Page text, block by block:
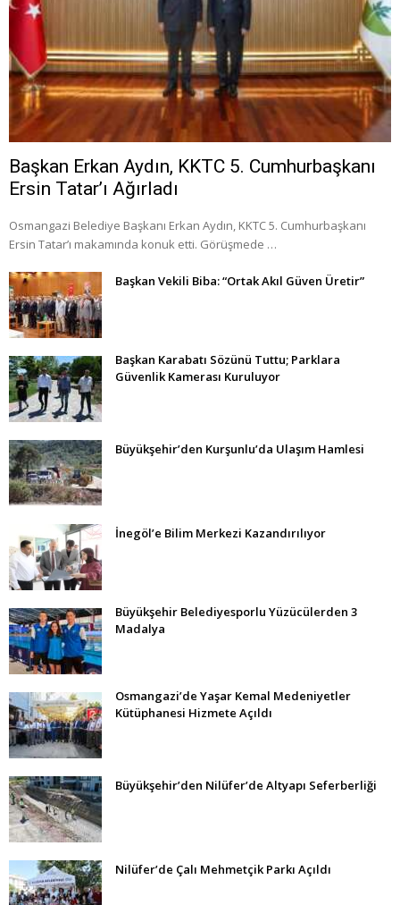
Başkan Erkan Aydın, KKTC 5. Cumhurbaşkanı
Ersin Tatar’ı Ağırladı
Osmangazi Belediye Başkanı Erkan Aydın, KKTC 5. Cumhurbaşkanı
Ersin Tatar’ı makamında konuk etti. Görüşmede …
Başkan Vekili Biba: “Ortak Akıl Güven Üretir”
Başkan Karabatı Sözünü Tuttu; Parklara
Güvenlik Kamerası Kuruluyor
Büyükşehir’den Kurşunlu’da Ulaşım Hamlesi
İnegöl’e Bilim Merkezi Kazandırılıyor
Büyükşehir Belediyesporlu Yüzücülerden 3
Madalya
Osmangazi’de Yaşar Kemal Medeniyetler
Kütüphanesi Hizmete Açıldı
Büyükşehir’den Nilüfer’de Altyapı Seferberliği
Nilüfer’de Çalı Mehmetçik Parkı Açıldı